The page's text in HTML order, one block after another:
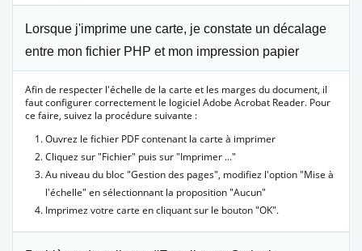
Lorsque j'imprime une carte, je constate un décalage
entre mon fichier PHP et mon impression papier
Afin de respecter l'échelle de la carte et les marges du document, il
faut configurer correctement le logiciel Adobe Acrobat Reader. Pour
ce faire, suivez la procédure suivante :
Ouvrez le fichier PDF contenant la carte à imprimer
Cliquez sur "Fichier" puis sur "Imprimer ..."
Au niveau du bloc "Gestion des pages", modifiez l'option "Mise à
l'échelle" en sélectionnant la proposition "Aucun"
Imprimez votre carte en cliquant sur le bouton "OK".